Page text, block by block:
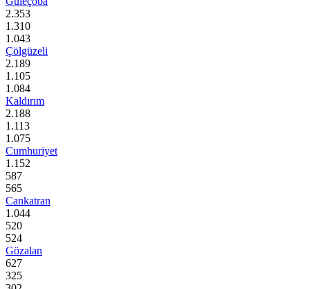
2.353
1.310
1.043
Çölgüzeli
2.189
1.105
1.084
Kaldırım
2.188
1.113
1.075
Cumhuriyet
1.152
587
565
Cankatran
1.044
520
524
Gözalan
627
325